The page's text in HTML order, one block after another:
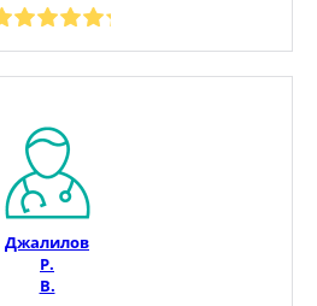
Джалилов
Р.
В.